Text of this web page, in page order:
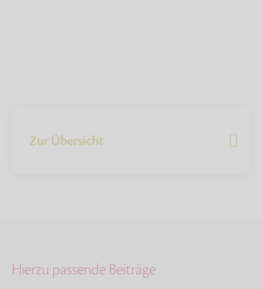
Zur Übersicht
Hierzu passende Beiträge